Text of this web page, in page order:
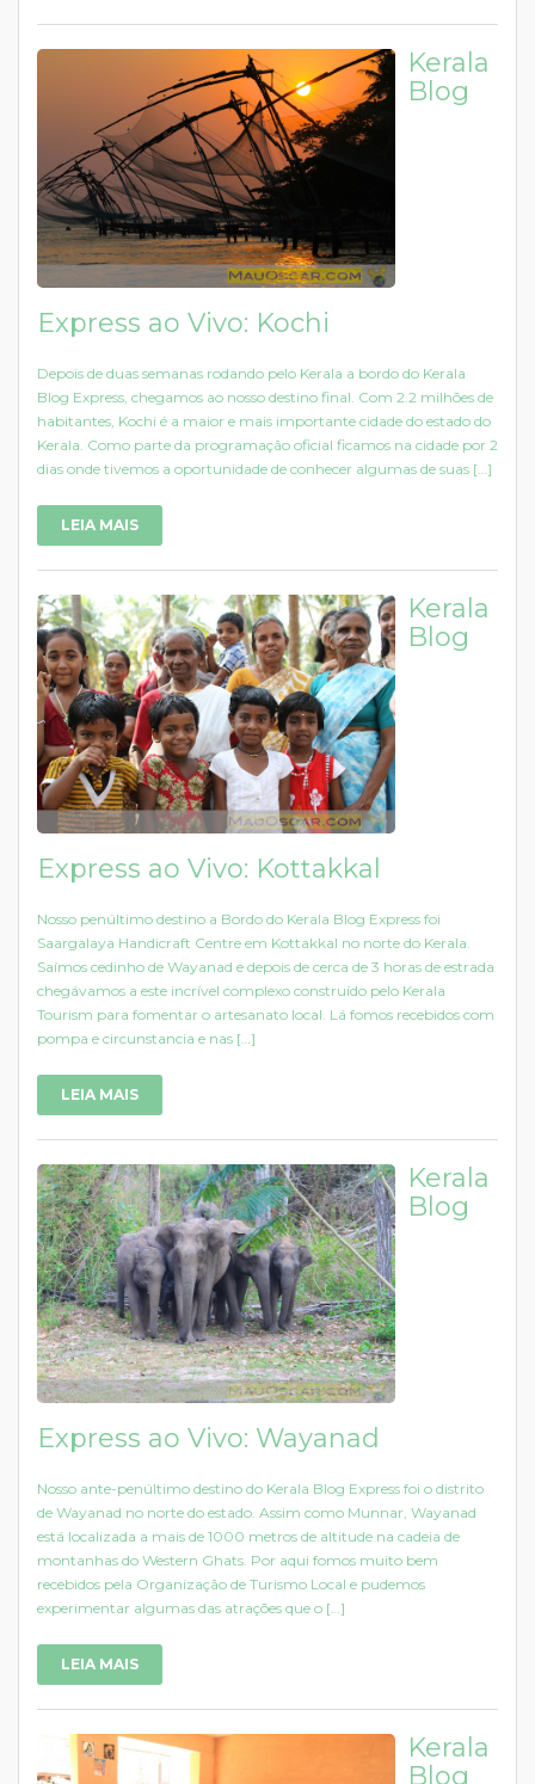
Kerala
Blog
Express ao Vivo: Kochi
Depois de duas semanas rodando pelo Kerala a bordo do Kerala
Blog Express, chegamos ao nosso destino final. Com 2.2 milhões de
habitantes, Kochi é a maior e mais importante cidade do estado do
Kerala. Como parte da programação oficial ficamos na cidade por 2
dias onde tivemos a oportunidade de conhecer algumas de suas […]
LEIA MAIS
Kerala
Blog
Express ao Vivo: Kottakkal
Nosso penúltimo destino a Bordo do Kerala Blog Express foi
Saargalaya Handicraft Centre em Kottakkal no norte do Kerala.
Saímos cedinho de Wayanad e depois de cerca de 3 horas de estrada
chegávamos a este incrível complexo construído pelo Kerala
Tourism para fomentar o artesanato local. Lá fomos recebidos com
pompa e circunstancia e nas […]
LEIA MAIS
Kerala
Blog
Express ao Vivo: Wayanad
Nosso ante-penúltimo destino do Kerala Blog Express foi o distrito
de Wayanad no norte do estado. Assim como Munnar, Wayanad
está localizada a mais de 1000 metros de altitude na cadeia de
montanhas do Western Ghats. Por aqui fomos muito bem
recebidos pela Organização de Turismo Local e pudemos
experimentar algumas das atrações que o […]
LEIA MAIS
Kerala
Blog